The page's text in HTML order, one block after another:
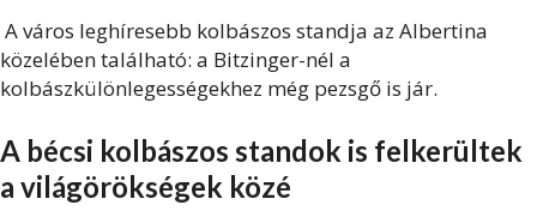
A város leghíresebb kolbászos standja az Albertina
közelében található: a Bitzinger-nél a
kolbászkülönlegességekhez még pezsgő is jár.
A bécsi kolbászos standok is felkerültek
a világörökségek közé